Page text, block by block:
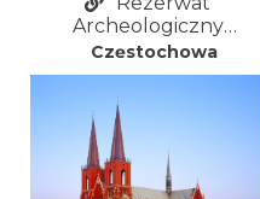
Archeologiczny
Kultury Łużyckiej w
Częstochowie Rakowie
Częstochowa